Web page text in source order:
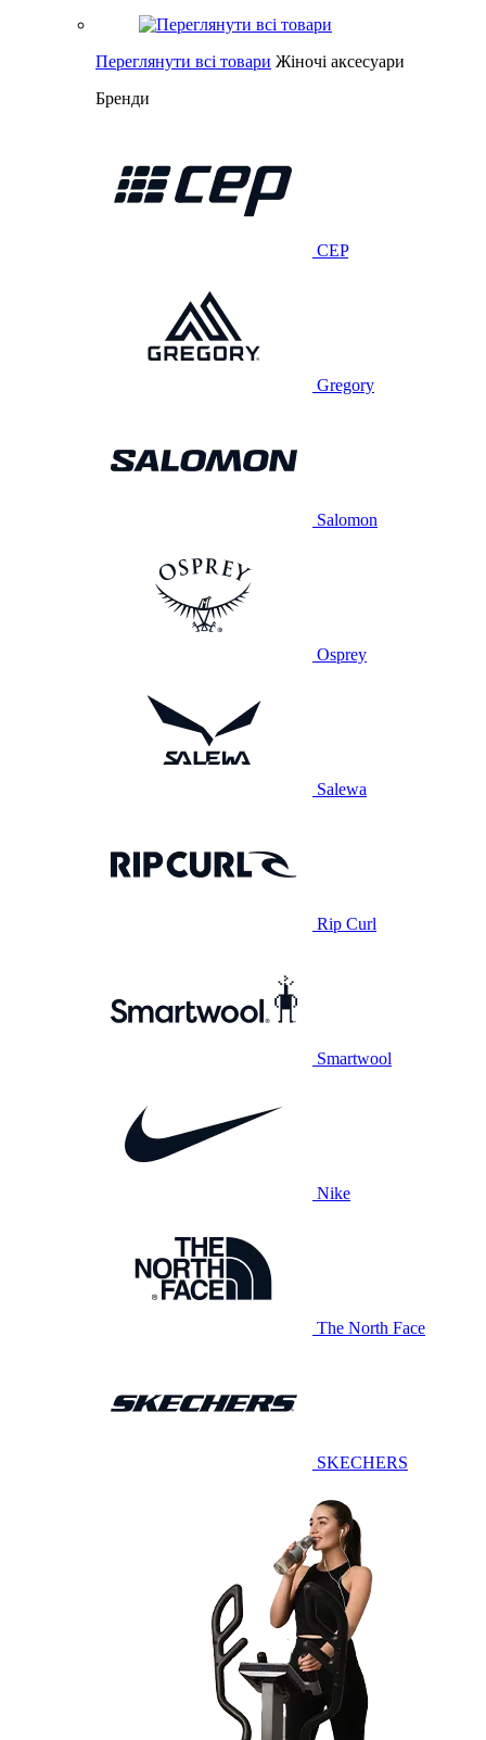
Переглянути всі товари Жіночі аксесуари
Бренди
CEP
Gregory
Salomon
Osprey
Salewa
Rip Curl
Smartwool
Nike
The North Face
SKECHERS